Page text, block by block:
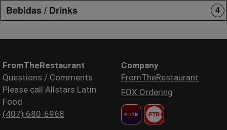
Bebidas / Drinks 4
FromTheRestaurant
Questions / Comments
Please call Allstars Latin
Food
(407) 680-6968
Company
FromTheRestaurant
FOX Ordering